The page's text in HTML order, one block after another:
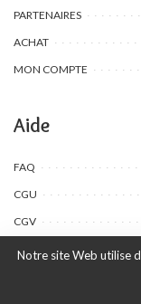
PARTENAIRES
ACHAT
MON COMPTE
Aide
FAQ
CGU
CGV
©Toombow Kids,
Notre site Web utilise